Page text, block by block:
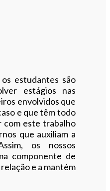
estudantes são
estágios nas
envolvidos que
e que têm todo
com este trabalho
que auxiliam a
os nossos
componente de
e a mantém